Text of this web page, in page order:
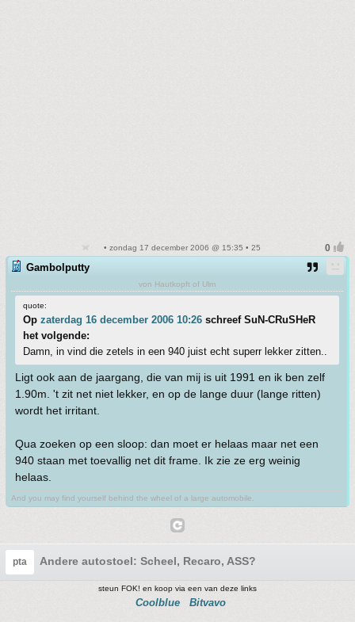
• zondag 17 december 2006 @ 15:35 • 25
Gambolputty
von Hautkopft of Ulm
quote:
Op zaterdag 16 december 2006 10:26 schreef SuN-CRuSHeR
het volgende:
Damn, in vind die zetels in een 940 juist echt superr lekker zitten..
Ligt ook aan de jaargang, die van mij is uit 1991 en ik ben zelf
1.90m. 't zit net niet lekker, en op de lange duur (lange ritten)
wordt het irritant.
Qua zoeken op een sloop: dan moet er helaas maar net een
940 staan met toevallig net dit frame. Ik zie ze erg weinig
helaas.
And you may find yourself behind the wheel of a large automobile.
pta Andere autostoel: Scheel, Recaro, ASS?
steun FOK! en koop via een van deze links
Coolblue Bitvavo